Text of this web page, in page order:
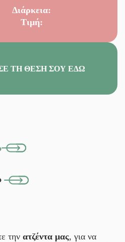
Διάρκεια:
Τιμή:
ΤΗ ΘΈΣΗ ΣΟΥ ΕΔΏ
την ατζέντα μας, για να